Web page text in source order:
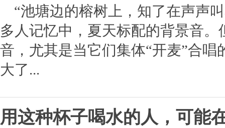
“池塘边的榕树上，知了在声声
多人记忆中，夏天标配的背景音
音，尤其是当它们集体“开麦”合唱
大了...
用这种杯子喝水的人，可能